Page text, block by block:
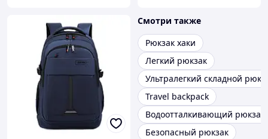
Смотри также
Рюкзак хаки
Легкий рюкзак
Ультралегкий складной
Travel backpack
Водоотталкивающий рюкзак
Безопасный рюкзак